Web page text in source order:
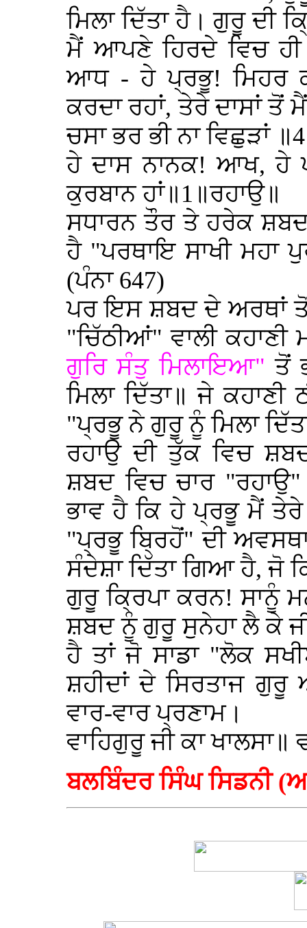
ਮਿਲਾ ਦਿੱਤਾ ਹੈ। ਗੁਰੂ ਦੀ
ਮੈਂ ਆਪਣੇ ਹਿਰਦੇ ਵਿਚ
ਆਧ - ਹੇ ਪ੍ਰਭੂ! ਮਿਹਰ
ਕਰਦਾ ਰਹਾਂ, ਤੇਰੇ ਦਾਸਾਂ ਤੋਂ
ਚਸਾ ਭਰ ਭੀ ਨਾ ਵਿਛੁੜਾਂ
ਹੇ ਦਾਸ ਨਾਨਕ! ਆਖ, ਹੇ
ਕੁਰਬਾਨ ਹਾਂ॥1॥ਰਹਾਉ॥
ਸਧਾਰਨ ਤੌਰ ਤੇ ਹਰੇਕ
ਹੈ "ਪਰਥਾਇ ਸਾਖੀ ਮਹਾ
(ਪੰਨਾ 647)
ਪਰ ਇਸ ਸ਼ਬਦ ਦੇ ਅਰਥਾਂ
"ਚਿੱਠੀਆਂ" ਵਾਲੀ
ਗੁਰਿ ਸੰਤੁ ਮਿਲਾਇਆ" ਤੋਂ
ਮਿਲਾ ਦਿੱਤਾ॥ ਜੇ
"ਪ੍ਰਭੂ ਨੇ ਗੁਰੂ ਨੂੰ ਮਿਲਾ
ਰਹਾਉ ਦੀ ਤੁੱਕ ਵਿਚ
ਸ਼ਬਦ ਵਿਚ ਚਾਰ
ਭਾਵ ਹੈ ਕਿ ਹੇ ਪ੍ਰਭੂ ਮੈਂ
"ਪ੍ਰਭੂ ਬ੍ਰਿਹੋਂ" ਦੀ
ਸੰਦੇਸ਼ਾ ਦਿੱਤਾ ਗਿਆ ਹੈ, ਜੋ
ਗੁਰੂ ਕ੍ਰਿਪਾ ਕਰਨ! ਸਾਨੂੰ
ਸ਼ਬਦ ਨੂੰ ਗੁਰੂ ਸੁਨੇਹਾ ਲੈ ਕੇ
ਹੈ ਤਾਂ ਜੋ ਸਾਡਾ "ਲੋਕ
ਸ਼ਹੀਦਾਂ ਦੇ ਸਿਰਤਾਜ
ਵਾਰ-ਵਾਰ ਪ੍ਰਣਾਮ।
ਵਾਹਿਗੁਰੂ ਜੀ ਕਾ ਖਾਲਸਾ॥
ਬਲਬਿੰਦਰ ਸਿੰਘ ਸਿਡਨੀ